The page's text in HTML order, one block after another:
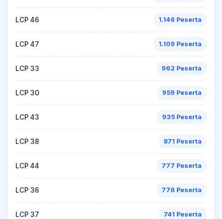
LCP 46 1.146 Peserta
LCP 47 1.109 Peserta
LCP 33 962 Peserta
LCP 30 959 Peserta
LCP 43 935 Peserta
LCP 38 871 Peserta
LCP 44 777 Peserta
LCP 36 776 Peserta
LCP 37 741 Peserta